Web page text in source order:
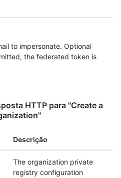
to impersonate. Optional
the federated token is
HTTP para "Create a
Descrição
The organization private
registry configuration